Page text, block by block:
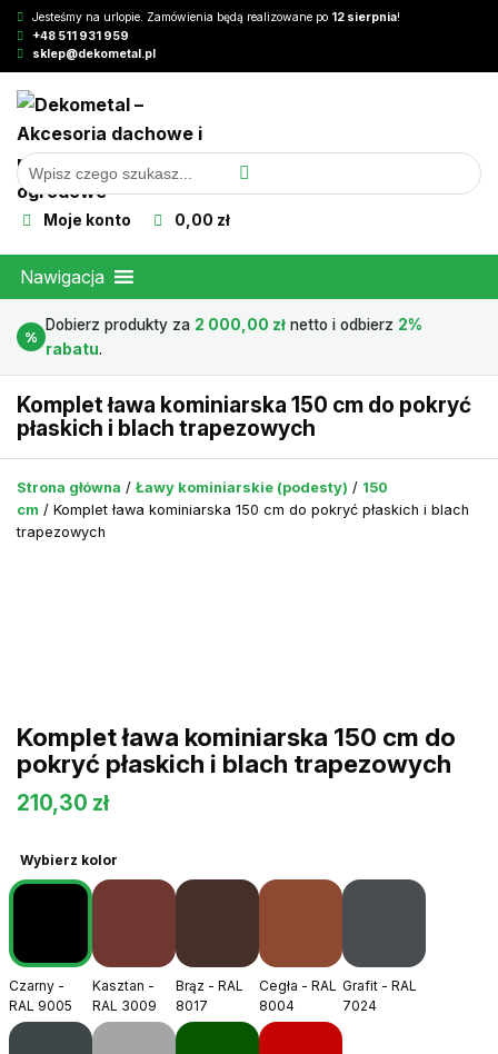
Jesteśmy na urlopie. Zamówienia będą realizowane po 12 sierpnia!
+48 511 931 959
sklep@dekometal.pl
Moje konto 0,00 zł
Nawigacja
%
Dobierz produkty za 2 000,00 złnetto i odbierz 2%
rabatu.
Komplet ława kominiarska 150 cm do pokryć
płaskich i blach trapezowych
Strona główna / Ławy kominiarskie (podesty) / 150
cm / Komplet ława kominiarska 150 cm do pokryć płaskich i blach
trapezowych
Komplet ława kominiarska 150 cm do
pokryć płaskich i blach trapezowych
210,30 zł
Wybierz kolor
Czarny -
RAL 9005
Kasztan -
RAL 3009
Brąz - RAL
8017
Cegła - RAL
8004
Grafit - RAL
7024